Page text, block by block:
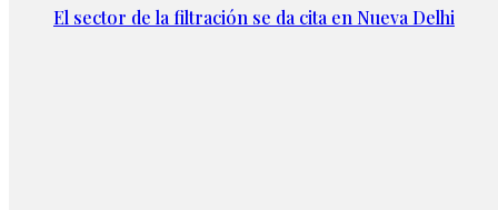
El sector de la filtración se da cita en Nueva Delhi